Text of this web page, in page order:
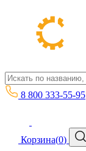
8 800 333-55-95
Корзина(0)